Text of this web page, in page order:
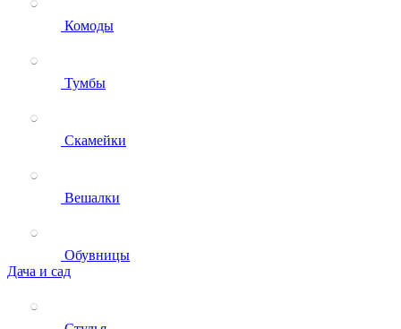
Комоды
Тумбы
Скамейки
Вешалки
Обувницы
Дача и сад